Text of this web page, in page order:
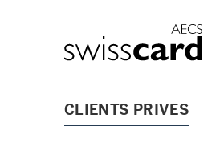
Navigation principale
CLIENTS PRIVES